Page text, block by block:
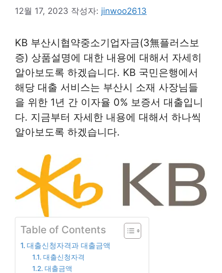
12월 17, 2023 작성자: jinwoo2613
KB 부산시협약중소기업자금(3無플러스보
증) 상품설명에 대한 내용에 대해서 자세히
알아보도록 하겠습니다. KB 국민은행에서
해당 대출 서비스는 부산시 소재 사장님들
을 위한 1년 간 이자율 0% 보증서 대출입니
다. 지금부터 자세한 내용에 대해서 하나씩
알아보도록 하겠습니다.
Table of Contents
대출신청자격과 대출금액
대출신청자격
대출금액